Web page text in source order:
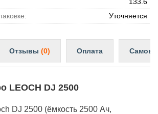
Уточняется
Отзывы (0) Оплата
LEOCH DJ 2500
DJ 2500 (ёмкость 2500 Ач,